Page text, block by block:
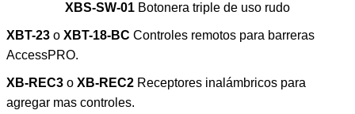
XBS-SW-01 Botonera triple de uso rudo
XBT-23 o XBT-18-BC Controles remotos para barreras
AccessPRO.
XB-REC3 o XB-REC2 Receptores inalámbricos para
agregar mas controles.